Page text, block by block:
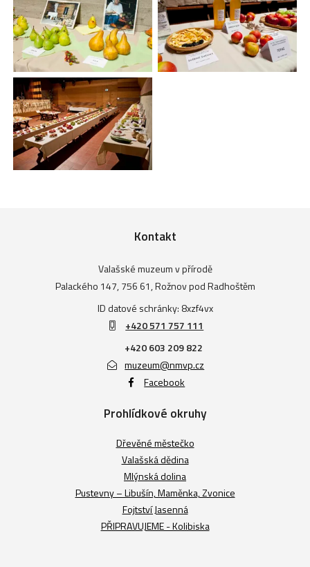
Kontakt
Valašské muzeum v přírodě
Palackého 147, 756 61, Rožnov pod Radhoštěm
ID datové schránky: 8xzf4vx
+420 571 757 111
+420 603 209 822
muzeum@nmvp.cz
Facebook
Prohlídkové okruhy
Dřevěné městečko
Valašská dědina
Mlýnská dolina
Pustevny – Libušín, Maměnka, Zvonice
Fojtství Jasenná
PŘIPRAVUJEME - Kolibiska